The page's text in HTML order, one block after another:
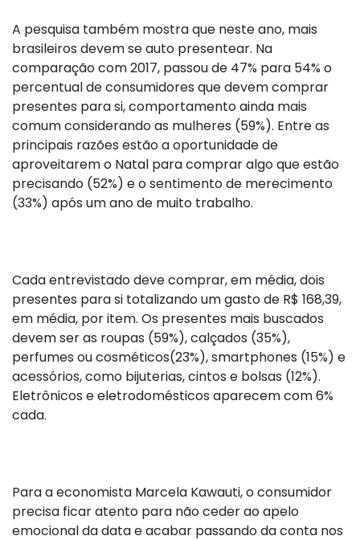
A pesquisa também mostra que neste ano, mais
brasileiros devem se auto presentear. Na
comparação com 2017, passou de 47% para 54% o
percentual de consumidores que devem comprar
presentes para si, comportamento ainda mais
comum considerando as mulheres (59%). Entre as
principais razões estão a oportunidade de
aproveitarem o Natal para comprar algo que estão
precisando (52%) e o sentimento de merecimento
(33%) após um ano de muito trabalho.
Cada entrevistado deve comprar, em média, dois
presentes para si totalizando um gasto de R$ 168,39,
em média, por item. Os presentes mais buscados
devem ser as roupas (59%), calçados (35%),
perfumes ou cosméticos(23%), smartphones (15%) e
acessórios, como bijuterias, cintos e bolsas (12%).
Eletrônicos e eletrodomésticos aparecem com 6%
cada.
Para a economista Marcela Kawauti, o consumidor
precisa ficar atento para não ceder ao apelo
emocional da data e acabar passando da conta nos